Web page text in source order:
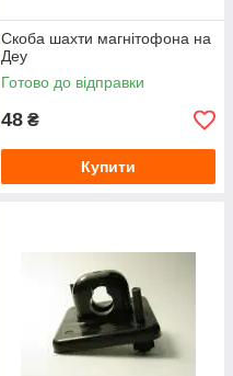
Скоба шахти магнітофона на
Деу
Готово до відправки
48 ₴
Купити